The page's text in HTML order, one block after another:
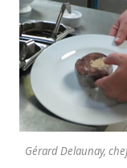
Gérard Delaunay,